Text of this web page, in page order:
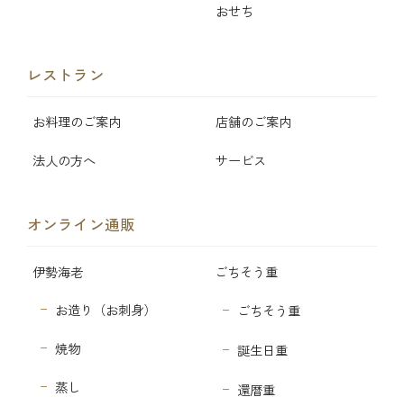
おせち
レストラン
お料理のご案内 店舗のご案内
法人の方へ サービス
オンライン通販
伊勢海老
お造り（お刺身）
焼物
蒸し
ごちそう重
ごちそう重
誕生日重
還暦重